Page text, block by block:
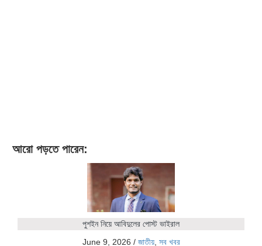
আরো পড়তে পারেন:
পুশইন নিয়ে আবিদুলের পোস্ট ভাইরাল
June 9, 2026 / জাতীয়, সব খবর